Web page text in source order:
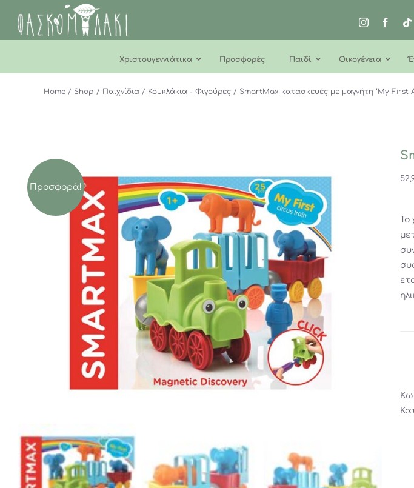
περιεχόμενο
Χριστουγεννιάτικα Προσφορές Παιδί Οικογένεια
Home Shop Παιχνίδια Κουκλάκια - Φιγούρες SmartMax κατασκευές με μαγνήτη ‘My First
Προσφορά!
Το